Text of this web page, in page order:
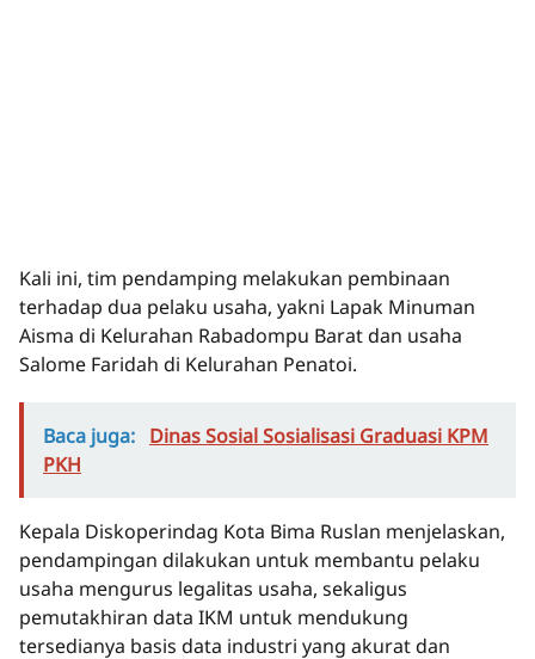
Kali ini, tim pendamping melakukan pembinaan
terhadap dua pelaku usaha, yakni Lapak Minuman
Aisma di Kelurahan Rabadompu Barat dan usaha
Salome Faridah di Kelurahan Penatoi.
Baca juga: Dinas Sosial Sosialisasi Graduasi KPM
PKH
Kepala Diskoperindag Kota Bima Ruslan menjelaskan,
pendampingan dilakukan untuk membantu pelaku
usaha mengurus legalitas usaha, sekaligus
pemutakhiran data IKM untuk mendukung
tersedianya basis data industri yang akurat dan